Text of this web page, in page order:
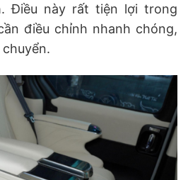
Điều này rất tiện lợi trong
điều chỉnh nhanh chóng,